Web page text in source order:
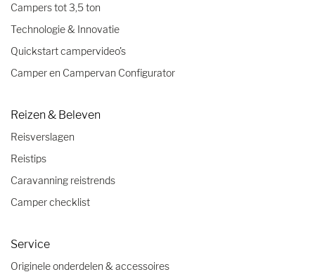
Campers tot 3,5 ton
Technologie & Innovatie
Quickstart campervideo's
Camper en Campervan Configurator
Reizen & Beleven
Reisverslagen
Reistips
Caravanning reistrends
Camper checklist
Service
Originele onderdelen & accessoires